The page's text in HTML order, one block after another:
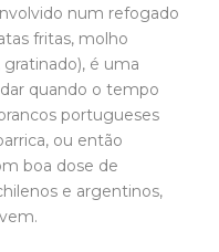
num refogado
fritas, molho
é uma
quando o tempo
portugueses
ou então
boa dose de
e argentinos,